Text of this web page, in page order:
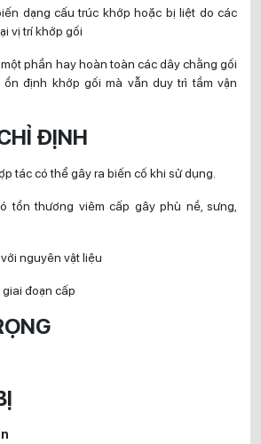
dạng cấu trúc khớp hoặc bị liệt do các
vị trí khớp gối
phần hay hoàn toàn các dây chằng gối
định khớp gối mà vẫn duy trì tầm vận
ĐỊNH
tác có thể gây ra biến cố khi sử dụng.
tổn thương viêm cấp gây phù nề, sưng,
nguyên vật liệu
đoạn cấp